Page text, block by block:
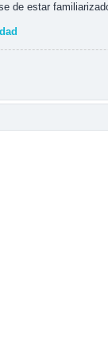
de estar